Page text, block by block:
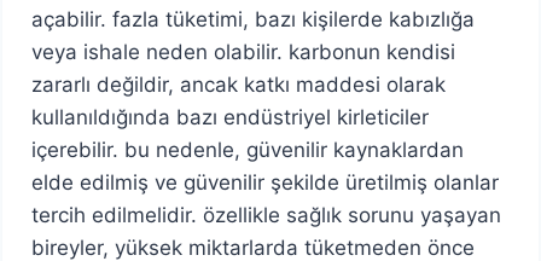
açabilir. fazla tüketimi, bazı kişilerde kabızlığa
veya ishale neden olabilir. karbonun kendisi
zararlı değildir, ancak katkı maddesi olarak
kullanıldığında bazı endüstriyel kirleticiler
içerebilir. bu nedenle, güvenilir kaynaklardan
elde edilmiş ve güvenilir şekilde üretilmiş olanlar
tercih edilmelidir. özellikle sağlık sorunu yaşayan
bireyler, yüksek miktarlarda tüketmeden önce